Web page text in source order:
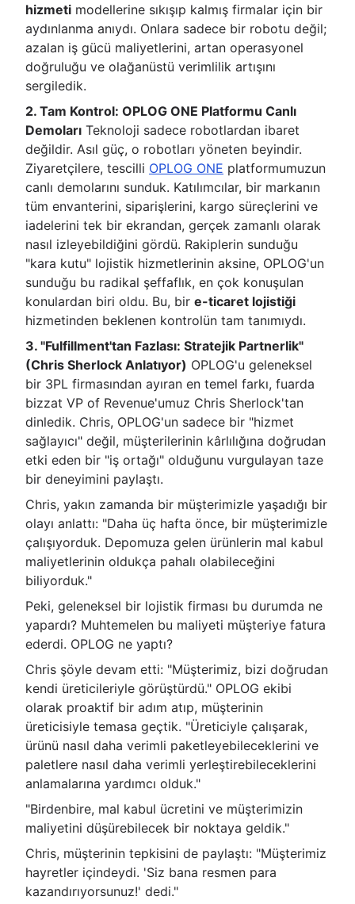
hizmeti modellerine sıkışıp kalmış firmalar için bir
aydınlanma anıydı. Onlara sadece bir robotu değil;
azalan iş gücü maliyetlerini, artan operasyonel
doğruluğu ve olağanüstü verimlilik artışını
sergiledik.
2. Tam Kontrol: OPLOG ONE Platformu Canlı
Demoları Teknoloji sadece robotlardan ibaret
değildir. Asıl güç, o robotları yöneten beyindir.
Ziyaretçilere, tescilli OPLOG ONE platformumuzun
canlı demolarını sunduk. Katılımcılar, bir markanın
tüm envanterini, siparişlerini, kargo süreçlerini ve
iadelerini tek bir ekrandan, gerçek zamanlı olarak
nasıl izleyebildiğini gördü. Rakiplerin sunduğu
"kara kutu" lojistik hizmetlerinin aksine, OPLOG'un
sunduğu bu radikal şeffaflık, en çok konuşulan
konulardan biri oldu. Bu, bir e-ticaret lojistiği
hizmetinden beklenen kontrolün tam tanımıydı.
3. "Fulfillment'tan Fazlası: Stratejik Partnerlik"
(Chris Sherlock Anlatıyor) OPLOG'u geleneksel
bir 3PL firmasından ayıran en temel farkı, fuarda
bizzat VP of Revenue'umuz Chris Sherlock'tan
dinledik. Chris, OPLOG'un sadece bir "hizmet
sağlayıcı" değil, müşterilerinin kârlılığına doğrudan
etki eden bir "iş ortağı" olduğunu vurgulayan taze
bir deneyimini paylaştı.
Chris, yakın zamanda bir müşterimizle yaşadığı bir
olayı anlattı: "Daha üç hafta önce, bir müşterimizle
çalışıyorduk. Depomuza gelen ürünlerin mal kabul
maliyetlerinin oldukça pahalı olabileceğini
biliyorduk."
Peki, geleneksel bir lojistik firması bu durumda ne
yapardı? Muhtemelen bu maliyeti müşteriye fatura
ederdi. OPLOG ne yaptı?
Chris şöyle devam etti: "Müşterimiz, bizi doğrudan
kendi üreticileriyle görüştürdü." OPLOG ekibi
olarak proaktif bir adım atıp, müşterinin
üreticisiyle temasa geçtik. "Üreticiyle çalışarak,
ürünü nasıl daha verimli paketleyebileceklerini ve
paletlere nasıl daha verimli yerleştirebileceklerini
anlamalarına yardımcı olduk."
"Birdenbire, mal kabul ücretini ve müşterimizin
maliyetini düşürebilecek bir noktaya geldik."
Chris, müşterinin tepkisini de paylaştı: "Müşterimiz
hayretler içindeydi. 'Siz bana resmen para
kazandırıyorsunuz!' dedi."